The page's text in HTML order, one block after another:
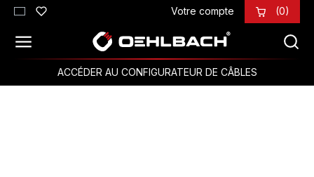
Passer au contenu principal Votre compte (0)
ACCÉDER AU CONFIGURATEUR DE CÂBLES